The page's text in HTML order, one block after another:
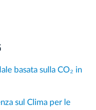
basata sulla CO₂ in
sul Clima per le